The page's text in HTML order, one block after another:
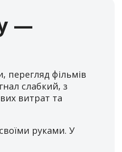
—
перегляд фільмів
слабкий, з
витрат та
руками. У